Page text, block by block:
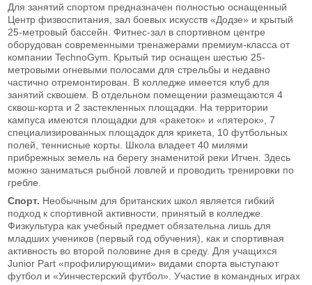
Для занятий спортом предназначен полностью оснащенный
Центр физвоспитания, зал боевых искусств «Додзе» и крытый
25-метровый бассейн. Фитнес-зал в спортивном центре
оборудован современными тренажерами премиум-класса от
компании TechnoGym. Крытый тир оснащен шестью 25-
метровыми огневыми полосами для стрельбы и недавно
частично отремонтирован. В колледже имеется клуб для
занятий сквошем. В отдельном помещении размещаются 4
сквош-корта и 2 застекленных площадки. На территории
кампуса имеются площадки для «ракеток» и «пятерок», 7
специализированных площадок для крикета, 10 футбольных
полей, теннисные корты. Школа владеет 40 милями
прибрежных земель на берегу знаменитой реки Итчен. Здесь
можно заниматься рыбной ловлей и проводить тренировки по
гребле.
Спорт. Необычным для британских школ является гибкий
подход к спортивной активности, принятый в колледже.
Физкультура как учебный предмет обязательна лишь для
младших учеников (первый год обучения), как и спортивная
активность во второй половине дня в среду. Для учащихся
Junior Part «профилирующими» видами спорта выступают
футбол и «Уинчестерский футбол». Участие в командных играх